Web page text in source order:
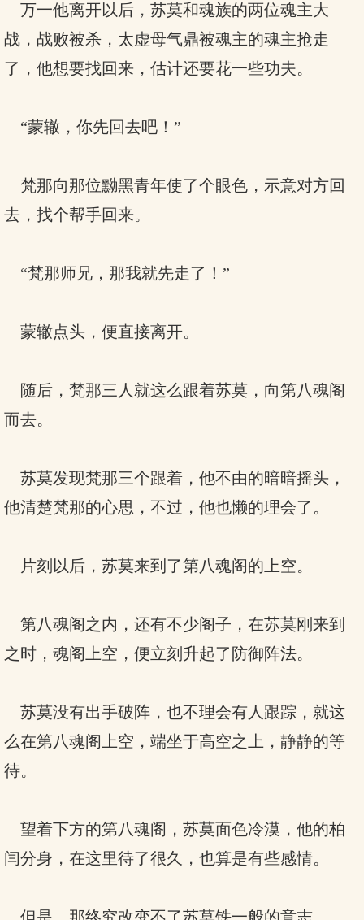
万一他离开以后，苏莫和魂族的两位魂主大
战，战败被杀，太虚母气鼎被魂主的魂主抢走
了，他想要找回来，估计还要花一些功夫。
“蒙辙，你先回去吧！”
梵那向那位黝黑青年使了个眼色，示意对方回
去，找个帮手回来。
“梵那师兄，那我就先走了！”
蒙辙点头，便直接离开。
随后，梵那三人就这么跟着苏莫，向第八魂阁
而去。
苏莫发现梵那三个跟着，他不由的暗暗摇头，
他清楚梵那的心思，不过，他也懒的理会了。
片刻以后，苏莫来到了第八魂阁的上空。
第八魂阁之内，还有不少阁子，在苏莫刚来到
之时，魂阁上空，便立刻升起了防御阵法。
苏莫没有出手破阵，也不理会有人跟踪，就这
么在第八魂阁上空，端坐于高空之上，静静的等
待。
望着下方的第八魂阁，苏莫面色冷漠，他的柏
闫分身，在这里待了很久，也算是有些感情。